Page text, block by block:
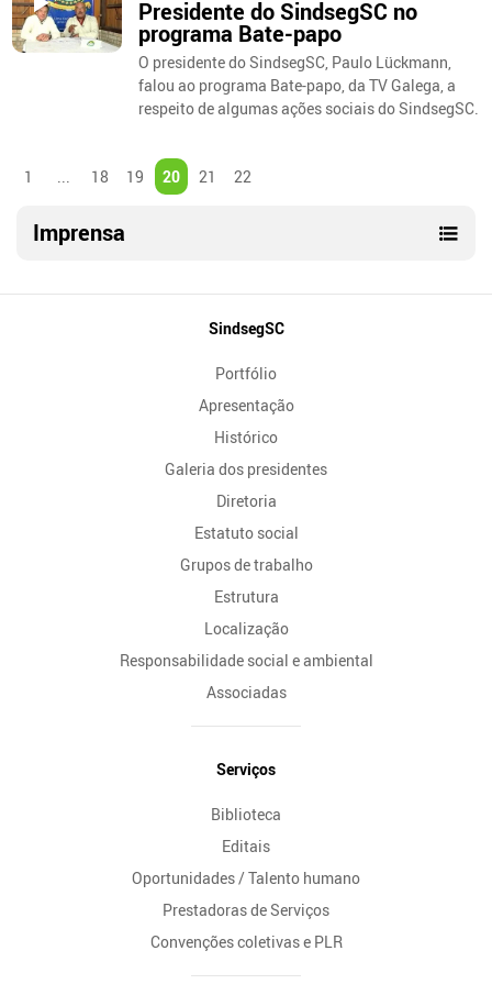
Presidente do SindsegSC no
programa Bate-papo
O presidente do SindsegSC, Paulo Lückmann,
falou ao programa Bate-papo, da TV Galega, a
respeito de algumas ações sociais do SindsegSC.
1 18 19 20 21 22
Imprensa
SindsegSC
Portfólio
Apresentação
Histórico
Galeria dos presidentes
Diretoria
Estatuto social
Grupos de trabalho
Estrutura
Localização
Responsabilidade social e ambiental
Associadas
Serviços
Biblioteca
Editais
Oportunidades / Talento humano
Prestadoras de Serviços
Convenções coletivas e PLR